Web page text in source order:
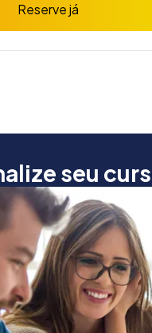
Reserve já
seu